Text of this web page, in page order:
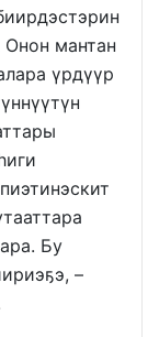
Онон мантан
үрдүүр
Бу
–